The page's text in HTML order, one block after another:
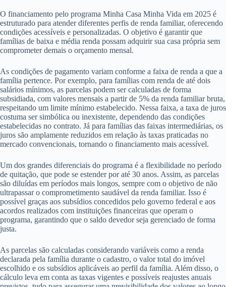
O financiamento pelo programa Minha Casa Minha Vida em 2025 é
estruturado para atender diferentes perfis de renda familiar, oferecendo
condições acessíveis e personalizadas. O objetivo é garantir que
famílias de baixa e média renda possam adquirir sua casa própria sem
comprometer demais o orçamento mensal.
As condições de pagamento variam conforme a faixa de renda a que a
família pertence. Por exemplo, para famílias com renda de até dois
salários mínimos, as parcelas podem ser calculadas de forma
subsidiada, com valores mensais a partir de 5% da renda familiar bruta,
respeitando um limite mínimo estabelecido. Nessa faixa, a taxa de juros
costuma ser simbólica ou inexistente, dependendo das condições
estabelecidas no contrato. Já para famílias das faixas intermediárias, os
juros são amplamente reduzidos em relação às taxas praticadas no
mercado convencionais, tornando o financiamento mais acessível.
Um dos grandes diferenciais do programa é a flexibilidade no período
de quitação, que pode se estender por até 30 anos. Assim, as parcelas
são diluídas em períodos mais longos, sempre com o objetivo de não
ultrapassar o comprometimento saudável da renda familiar. Isso é
possível graças aos subsídios concedidos pelo governo federal e aos
acordos realizados com instituições financeiras que operam o
programa, garantindo que o saldo devedor seja gerenciado de forma
justa.
As parcelas são calculadas considerando variáveis como a renda
declarada pela família durante o cadastro, o valor total do imóvel
escolhido e os subsídios aplicáveis ao perfil da família. Além disso, o
cálculo leva em conta as taxas vigentes e possíveis reajustes anuais